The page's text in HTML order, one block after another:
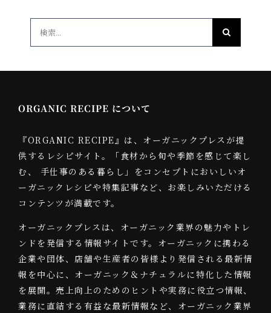
ORGANIC RECIPE について
『ORGANIC RECIPE』は、オーガニックプレスが提
供するレシピサイト。「食材から旬や季節を感じて楽し
む、 手仕事のある暮らし」をコンセプトにおいしいオ
ーガニックレシピや特集記事など、お楽しみいただける
コンテンツが満載です。
オーガニックプレスは、オーガニック業界の魅力やトレ
ンドを発信する情報サイトです。オーガニックに携わる
企業や団体、店舗や生産者の皆様より発信される最新情
報を中心に、オーガニック＆ナチュラルに特化した情報
を展開。売上向上のためのヒントや実務に役立つ情報、
業務に直結する有益な最新情報など、オーガニック業界